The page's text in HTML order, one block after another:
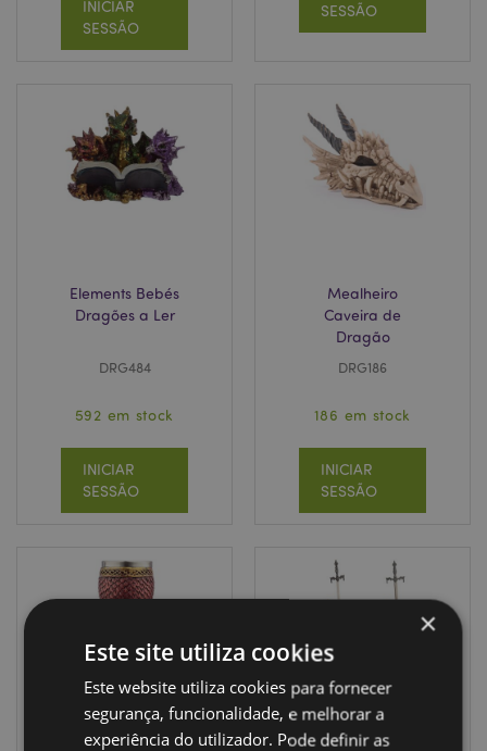
INICIAR
SESSÃO
SESSÃO
Elements Bebés
Dragões a Ler
DRG484
592 em stock
INICIAR
SESSÃO
Mealheiro
Caveira de
Dragão
DRG186
186 em stock
INICIAR
SESSÃO
×
Este site utiliza cookies
Este website utiliza cookies para fornecer
segurança, funcionalidade, e melhorar a
experiência do utilizador. Pode definir as